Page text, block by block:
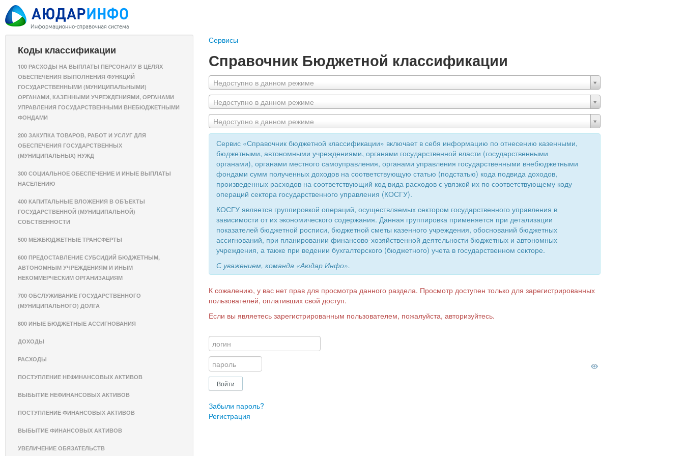
Коды классификации
100 РАСХОДЫ НА ВЫПЛАТЫ ПЕРСОНАЛУ В ЦЕЛЯХ
ОБЕСПЕЧЕНИЯ ВЫПОЛНЕНИЯ ФУНКЦИЙ
ГОСУДАРСТВЕННЫМИ (МУНИЦИПАЛЬНЫМИ)
ОРГАНАМИ, КАЗЕННЫМИ УЧРЕЖДЕНИЯМИ, ОРГАНАМИ
УПРАВЛЕНИЯ ГОСУДАРСТВЕННЫМИ ВНЕБЮДЖЕТНЫМИ
ФОНДАМИ
200 ЗАКУПКА ТОВАРОВ, РАБОТ И УСЛУГ ДЛЯ
ОБЕСПЕЧЕНИЯ ГОСУДАРСТВЕННЫХ
(МУНИЦИПАЛЬНЫХ) НУЖД
300 СОЦИАЛЬНОЕ ОБЕСПЕЧЕНИЕ И ИНЫЕ ВЫПЛАТЫ
НАСЕЛЕНИЮ
400 КАПИТАЛЬНЫЕ ВЛОЖЕНИЯ В ОБЪЕКТЫ
ГОСУДАРСТВЕННОЙ (МУНИЦИПАЛЬНОЙ)
СОБСТВЕННОСТИ
500 МЕЖБЮДЖЕТНЫЕ ТРАНСФЕРТЫ
600 ПРЕДОСТАВЛЕНИЕ СУБСИДИЙ БЮДЖЕТНЫМ,
АВТОНОМНЫМ УЧРЕЖДЕНИЯМ И ИНЫМ
НЕКОММЕРЧЕСКИМ ОРГАНИЗАЦИЯМ
700 ОБСЛУЖИВАНИЕ ГОСУДАРСТВЕННОГО
(МУНИЦИПАЛЬНОГО) ДОЛГА
800 ИНЫЕ БЮДЖЕТНЫЕ АССИГНОВАНИЯ
ДОХОДЫ
РАСХОДЫ
ПОСТУПЛЕНИЕ НЕФИНАНСОВЫХ АКТИВОВ
ВЫБЫТИЕ НЕФИНАНСОВЫХ АКТИВОВ
ПОСТУПЛЕНИЕ ФИНАНСОВЫХ АКТИВОВ
ВЫБЫТИЕ ФИНАНСОВЫХ АКТИВОВ
УВЕЛИЧЕНИЕ ОБЯЗАТЕЛЬСТВ
Сервисы
Справочник Бюджетной классификации
Недоступно в данном режиме
Недоступно в данном режиме
Недоступно в данном режиме
Сервис «Справочник бюджетной классификации» включает в себя информацию по отнесению казенными,
бюджетными, автономными учреждениями, органами государственной власти (государственными
органами), органами местного самоуправления, органами управления государственными внебюджетными
фондами сумм полученных доходов на соответствующую статью (подстатью) кода подвида доходов,
произведенных расходов на соответствующий код вида расходов с увязкой их по соответствующему коду
операций сектора государственного управления (КОСГУ).
КОСГУ является группировкой операций, осуществляемых сектором государственного управления в
зависимости от их экономического содержания. Данная группировка применяется при детализации
показателей бюджетной росписи, бюджетной сметы казенного учреждения, обоснований бюджетных
ассигнований, при планировании финансово-хозяйственной деятельности бюджетных и автономных
учреждения, а также при ведении бухгалтерского (бюджетного) учета в государственном секторе.
С уважением, команда «Аюдар Инфо».
К сожалению, у вас нет прав для просмотра данного раздела. Просмотр доступен только для зарегистрированных
пользователей, оплативших свой доступ.
Если вы являетесь зарегистрированным пользователем, пожалуйста, авторизуйтесь.
Забыли пароль?
Регистрация